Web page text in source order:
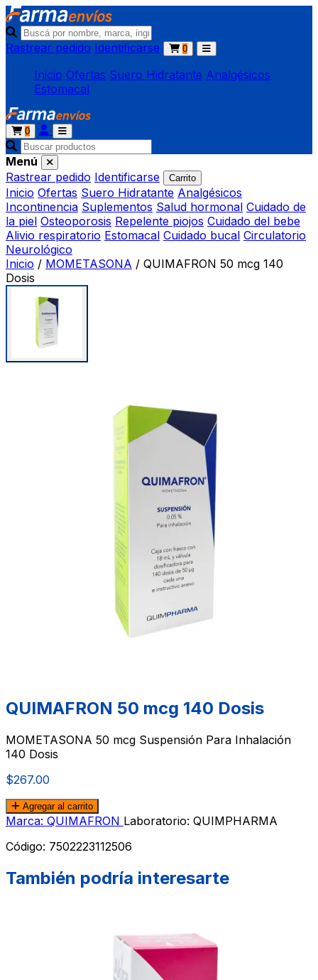
Rastrear pedido Identificarse 0
Inicio Ofertas Suero Hidratante Analgésicos
Estomacal
0
Menú
Rastrear pedido Identificarse Carrito
Inicio Ofertas Suero Hidratante Analgésicos
Incontinencia Suplementos Salud hormonal Cuidado de
la piel Osteoporosis Repelente piojos Cuidado del bebe
Alivio respiratorio Estomacal Cuidado bucal Circulatorio
Neurológico
Inicio / MOMETASONA / QUIMAFRON 50 mcg 140
Dosis
QUIMAFRON 50 mcg 140 Dosis
MOMETASONA 50 mcg Suspensión Para Inhalación
140 Dosis
$267.00
Agregar al carrito
Marca: QUIMAFRON Laboratorio: QUIMPHARMA
Código: 7502223112506
También podría interesarte